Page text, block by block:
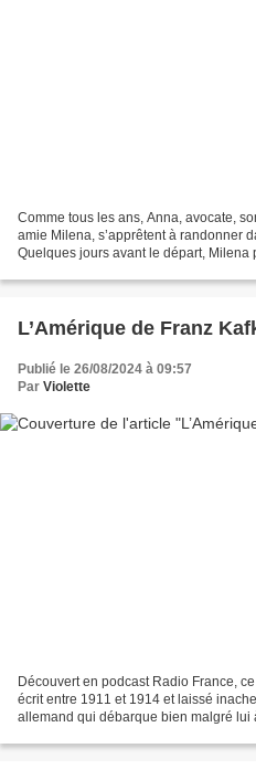
Comme tous les ans, Anna, avocate,
amie Milena, s’apprêtent à randonner
Quelques jours avant le départ, Milena
L’Amérique de Franz
Publié le 26/08/2024 à 09:57
Par Violette
Découvert en podcast Radio France,
écrit entre 1911 et 1914 et laissé
allemand qui débarque bien malgré lui